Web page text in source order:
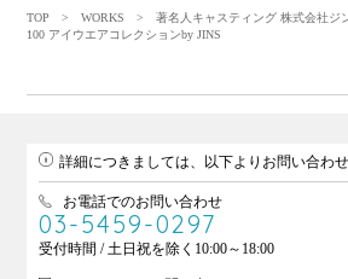
TOP
>WORKS
> 著名人キャスティング 株式会社ジ
100 アイウエアコレクションby JINS
詳細につきましては、以下よりお問い合わせ
お電話でのお問い合わせ
03-5459-0297
受付時間 / 土日祝を除く10:00～18:00